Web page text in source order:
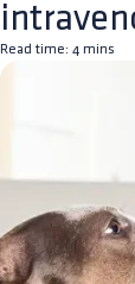
Read time: 4 mins